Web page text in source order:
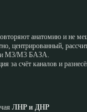
анатомию и не
центрированный,
М3/М3 БАЗА.
за счёт каналов и
ЛНР и ДНР